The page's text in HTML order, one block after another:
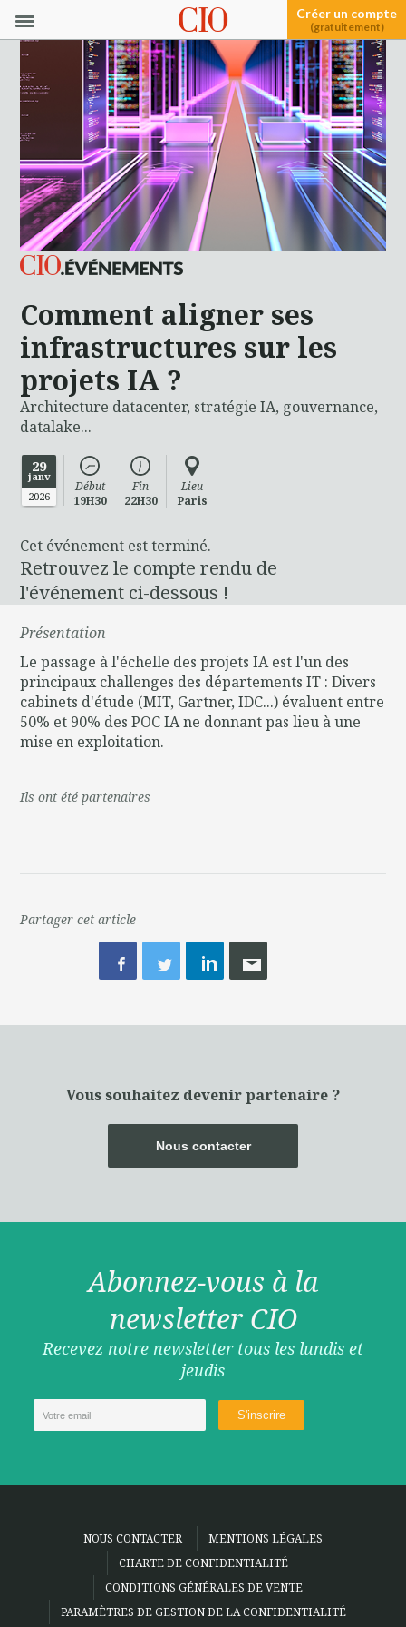
Créer un compte
(gratuitement)
Comment aligner ses
infrastructures sur les
projets IA ?
Architecture datacenter, stratégie IA, gouvernance,
datalake...
29
janv
2026
Début
19H30
Fin
22H30
Lieu
Paris
Cet événement est terminé.
Retrouvez le compte rendu de
l'événement ci-dessous !
Présentation
Le passage à l'échelle des projets IA est l'un des
principaux challenges des départements IT : Divers
cabinets d'étude (MIT, Gartner, IDC...) évaluent entre
50% et 90% des POC IA ne donnant pas lieu à une
mise en exploitation.
Ils ont été partenaires
Partager cet article
Vous souhaitez devenir partenaire ?
Nous contacter
Abonnez-vous à la
newsletter CIO
Recevez notre newsletter tous les lundis et
jeudis
NOUS CONTACTER
MENTIONS LÉGALES
CHARTE DE CONFIDENTIALITÉ
CONDITIONS GÉNÉRALES DE VENTE
PARAMÈTRES DE GESTION DE LA CONFIDENTIALITÉ